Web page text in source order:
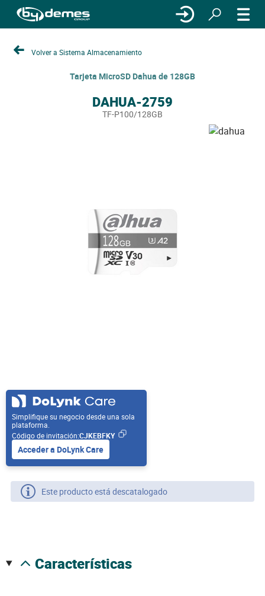
Volver a Sistema Almacenamiento
Tarjeta MicroSD Dahua de 128GB
DAHUA-2759
TF-P100/128GB
Simplifique su negocio desde una sola
plataforma.
Código de invitación:CJKEBFKY
Acceder a DoLynk Care
Este producto está descatalogado
características